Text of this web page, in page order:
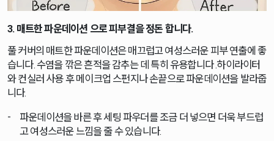
3. 매트한 파운데이션 으로 피부결을 정돈 합니다.
풀 커버의 매트한 파운데이션은 매끄럽고 여성스러운 피부 연출에 좋
습니다. 수염을 깎은 흔적을 감추는 데 특히 유용합니다 .하이라이터
와 컨실러 사용 후 메이크업 스펀지나 손끝으로 파운데이션을 발라줍
니다.
파운데이션을 바른 후 세팅 파우더를 조금 더 넣으면 더욱 부드럽
고 여성스러운 느낌을 줄 수 있습니다.